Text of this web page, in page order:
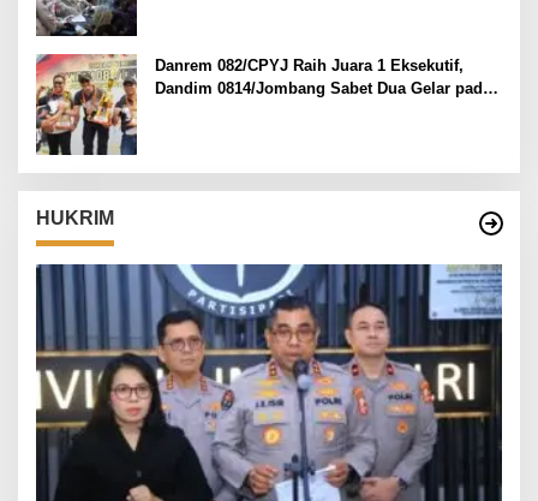
Danrem 082/CPYJ Raih Juara 1 Eksekutif,
Dandim 0814/Jombang Sabet Dua Gelar pada
HUKRIM